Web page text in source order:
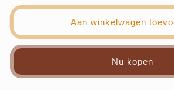
voor
Poederfoundation
Karl
-
voor
Poederfoundation
Karl
-
Aan winkelwagen
Nu kopen